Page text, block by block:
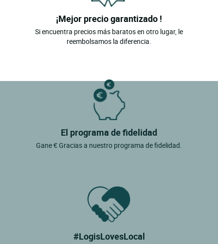
¡Mejor precio garantizado !
Si encuentra precios más baratos en otro lugar, le
reembolsamos la diferencia.
El programa de fidelidad
Gane € Gracias a nuestro programa de fidelidad.
#LogisLovesLocal